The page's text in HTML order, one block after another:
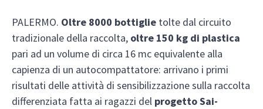
PALERMO. Oltre 8000 bottiglie tolte dal circuito
tradizionale della raccolta, oltre 150 kg di plastica
pari ad un volume di circa 16 mc equivalente alla
capienza di un autocompattatore: arrivano i primi
risultati delle attività di sensibilizzazione sulla raccolta
differenziata fatta ai ragazzi del progetto Sai-